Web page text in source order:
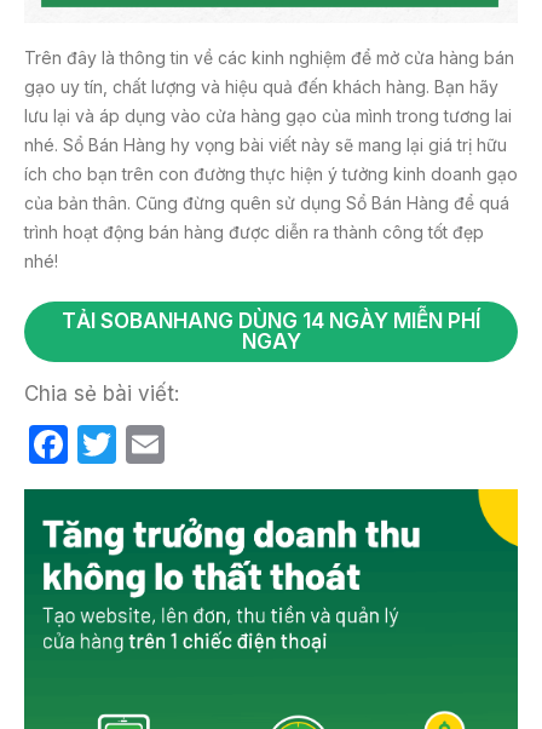
Trên đây là thông tin về các kinh nghiệm để mở cửa hàng bán
gạo uy tín, chất lượng và hiệu quả đến khách hàng. Bạn hãy
lưu lại và áp dụng vào cửa hàng gạo của mình trong tương lai
nhé. Sổ Bán Hàng hy vọng bài viết này sẽ mang lại giá trị hữu
ích cho bạn trên con đường thực hiện ý tưởng kinh doanh gạo
của bản thân. Cũng đừng quên sử dụng Sổ Bán Hàng để quá
trình hoạt động bán hàng được diễn ra thành công tốt đẹp
nhé!
TẢI SOBANHANG DÙNG 14 NGÀY MIỄN PHÍ
NGAY
Chia sẻ bài viết:
F
a
c
e
b
o
T
w
itt
er
m
ail